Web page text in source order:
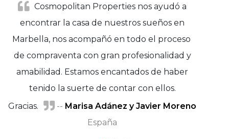
Cosmopolitan Properties nos ayudó a
encontrar la casa de nuestros sueños en
Marbella, nos acompañó en todo el proceso
de compraventa con gran profesionalidad y
amabilidad. Estamos encantados de haber
tenido la suerte de contar con ellos.
Gracias.
-- Marisa Adánez y Javier Moreno
España
Michel Rudolf
Marie Petersen